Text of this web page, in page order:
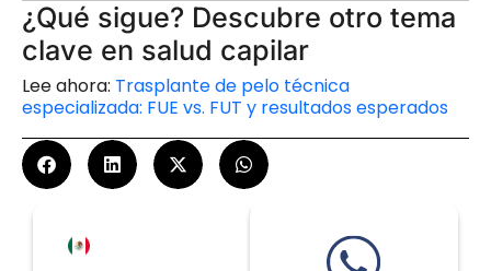
¿Qué sigue? Descubre otro tema
clave en salud capilar
Lee ahora: Trasplante de pelo técnica
especializada: FUE vs. FUT y resultados esperados